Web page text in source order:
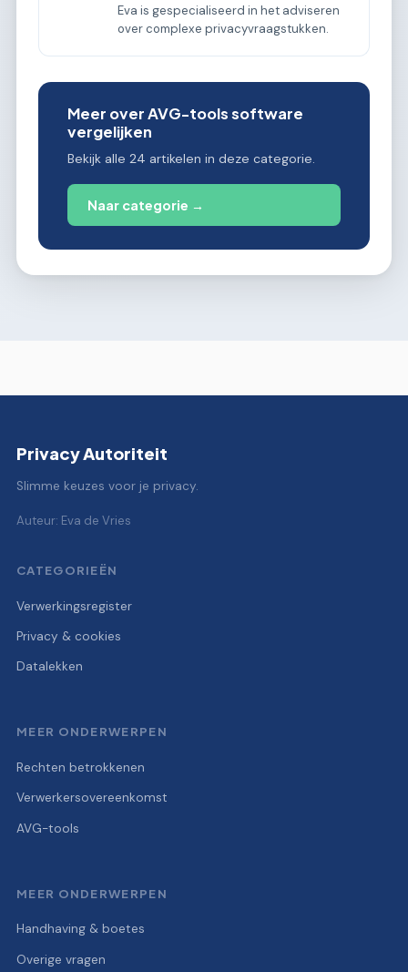
Eva is gespecialiseerd in het adviseren
over complexe privacyvraagstukken.
Meer over AVG-tools software
vergelijken
Bekijk alle 24 artikelen in deze categorie.
Naar categorie →
Privacy Autoriteit
Slimme keuzes voor je privacy.
Auteur: Eva de Vries
CATEGORIEËN
Verwerkingsregister
Privacy & cookies
Datalekken
MEER ONDERWERPEN
Rechten betrokkenen
Verwerkersovereenkomst
AVG-tools
MEER ONDERWERPEN
Handhaving & boetes
Overige vragen